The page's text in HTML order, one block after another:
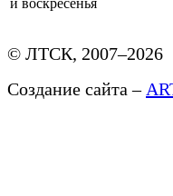
и воскресенья
© ЛТСК, 2007–2026
Создание сайта –